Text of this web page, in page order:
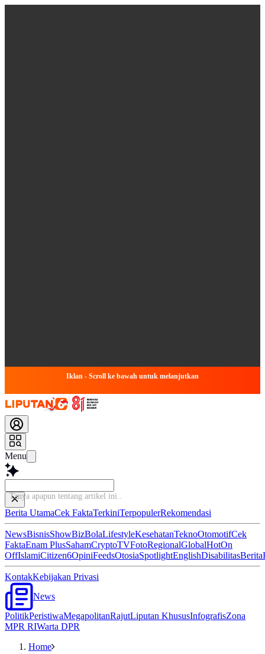
Iklan - Scroll ke bawah untuk melanjutkan
Menu
Tanya apapun tentang artikel
Berita UtamaCek FaktaTerkiniTerpopulerRekomendasi
NewsBisnisShowBizBolaLifestyleKesehatanTeknoOtomotifCek
FaktaEnam PlusSahamCryptoTVFotoRegionalGlobalHotOn
OffIslamiCitizen6OpiniFeedsOtosiaSpotlightEnglishDisabilitasBerita
KontakKebijakan Privasi
News
PolitikPeristiwaMegapolitanRajutLiputan KhususInfografisZona
MPR RIWarta DPR
Home